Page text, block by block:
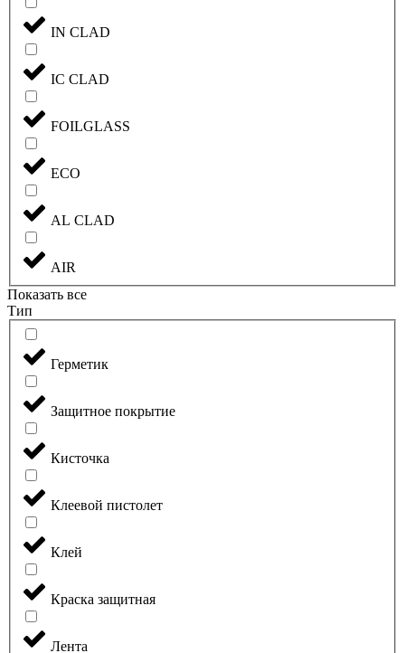
IN CLAD
IC CLAD
FOILGLASS
ECO
AL CLAD
AIR
Показать все
Тип
Герметик
Защитное покрытие
Кисточка
Клеевой пистолет
Клей
Краска защитная
Лента